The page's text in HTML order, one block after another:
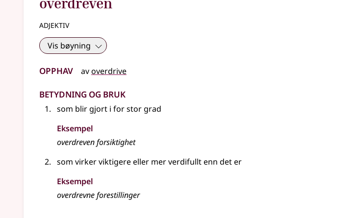
adjektiv
Vis bøyning
Opphav avoverdrive
Betydning og bruk
som blir gjort i for stor grad
Eksempel
overdrevenforsiktighet
som virker viktigere eller mer verdifullt enn det er
Eksempel
overdrevne forestillinger